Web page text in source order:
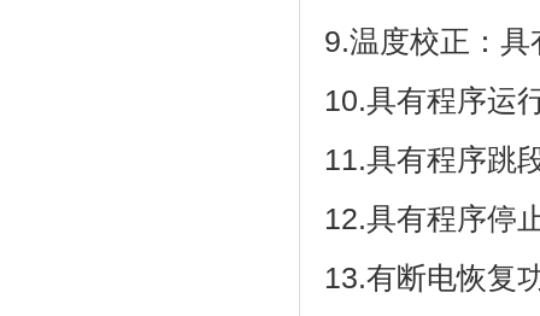
9.温度校正：
10.具有程序运行
11.具有程序跳段
12.具有程序停止
13.有断电恢复功